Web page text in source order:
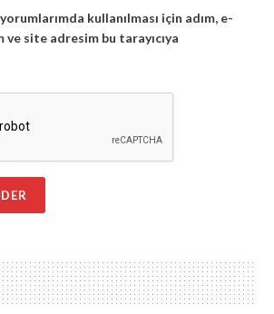
kullanılması için adım, e-
site adresim bu tarayıcıya